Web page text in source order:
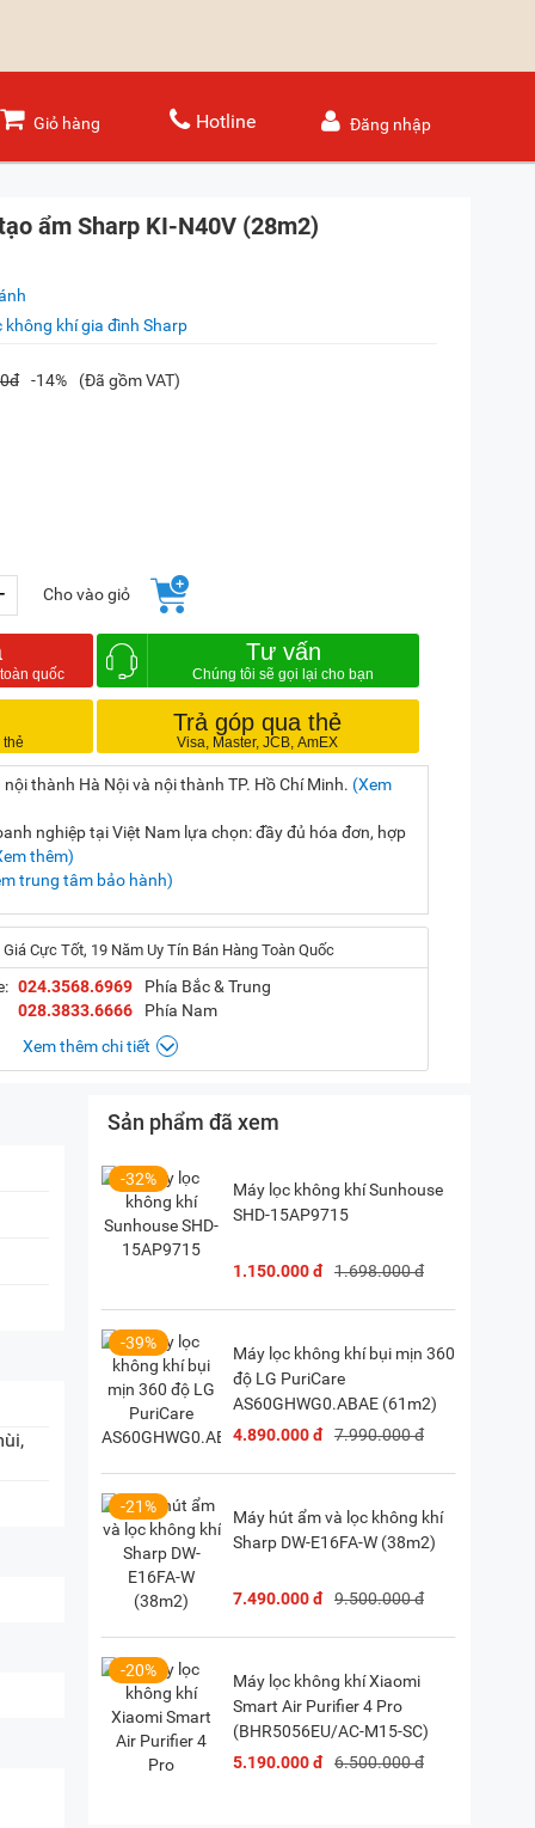
Giỏ hàng Hotline Đăng nhập
ẩm Sharp KI-N40V (28m2)
không khí gia đình Sharp
-14% (Đã gồm VAT)
Cho vào giỏ
Tư vấn
Trả góp qua thẻ
thành Hà Nội và nội thành TP. Hồ Chí Minh. (Xem
nghiệp tại Việt Nam lựa chọn: đầy đủ hóa đơn, hợp
thêm)
trung tâm bảo hành)
Cực Tốt, 19 Năm Uy Tín Bán Hàng Toàn Quốc
024.3568.6969
Phía Bắc & Trung
028.3833.6666
Phía Nam
Xem thêm chi tiết
Chỉ đường)
Chỉ đường)
Vườn Lài, TP. HCM( Chỉ đường)
Sản phẩm đã xem
-32%
Máy lọc không khí Sunhouse
SHD-15AP9715
1.150.000 đ 1.698.000 đ
-39%
Máy lọc không khí bụi mịn 360
độ LG PuriCare
AS60GHWG0.ABAE (61m2)
4.890.000 đ
7.990.000 đ
-21%
Máy hút ẩm và lọc không khí
Sharp DW-E16FA-W (38m2)
7.490.000 đ 9.500.000 đ
-20%
Máy lọc không khí Xiaomi
Smart Air Purifier 4 Pro
(BHR5056EU/AC-M15-SC)
5.190.000 đ
6.500.000 đ